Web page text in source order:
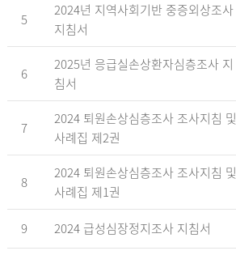
5
2024년 지역사회기반 중증외상조사
지침서
6
2025년 응급실손상환자심층조사 지
침서
7
2024 퇴원손상심층조사 조사지침 및
사례집 제2권
8
2024 퇴원손상심층조사 조사지침 및
사례집 제1권
9 2024 급성심장정지조사 지침서